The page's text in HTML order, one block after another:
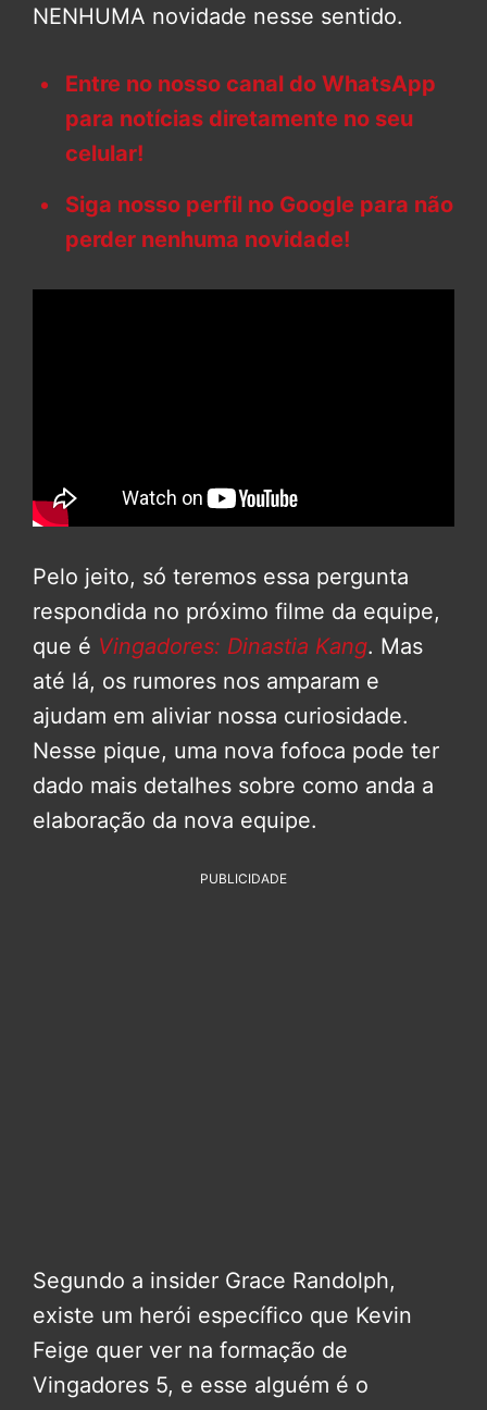
NENHUMA novidade nesse sentido.
Entre no nosso canal do WhatsApp
para notícias diretamente no seu
celular!
Siga nosso perfil no Google para não
perder nenhuma novidade!
Pelo jeito, só teremos essa pergunta
respondida no próximo filme da equipe,
que é Vingadores: Dinastia Kang. Mas
até lá, os rumores nos amparam e
ajudam em aliviar nossa curiosidade.
Nesse pique, uma nova fofoca pode ter
dado mais detalhes sobre como anda a
elaboração da nova equipe.
PUBLICIDADE
Segundo a insider Grace Randolph,
existe um herói específico que Kevin
Feige quer ver na formação de
Vingadores 5, e esse alguém é o